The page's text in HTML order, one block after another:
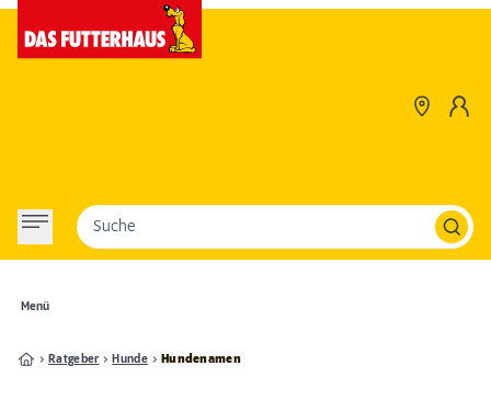
Menü
Suche
Ratgeber Hunde Hundenamen